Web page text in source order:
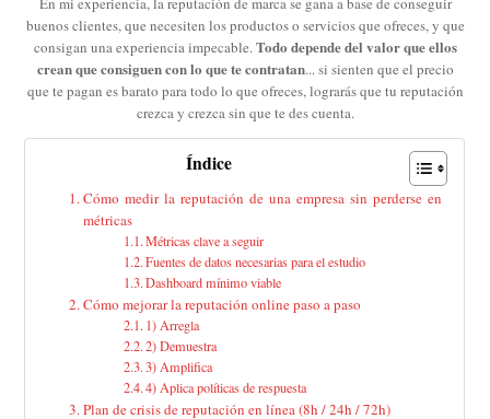
buenos clientes, que necesiten los productos o servicios que ofreces, y que
consigan una experiencia impecable. Todo depende del valor que ellos
crean que consiguen con lo que te contratan... si sienten que el precio
que te pagan es barato para todo lo que ofreces, lograrás que tu reputación
crezca y crezca sin que te des cuenta.
Índice
Cómo medir la reputación de una empresa sin perderse en
métricas
Métricas clave a seguir
Fuentes de datos necesarias para el estudio
Dashboard mínimo viable
Cómo mejorar la reputación online paso a paso
1) Arregla
2) Demuestra
3) Amplifica
4) Aplica políticas de respuesta
Plan de crisis de reputación en línea (8h / 24h / 72h)